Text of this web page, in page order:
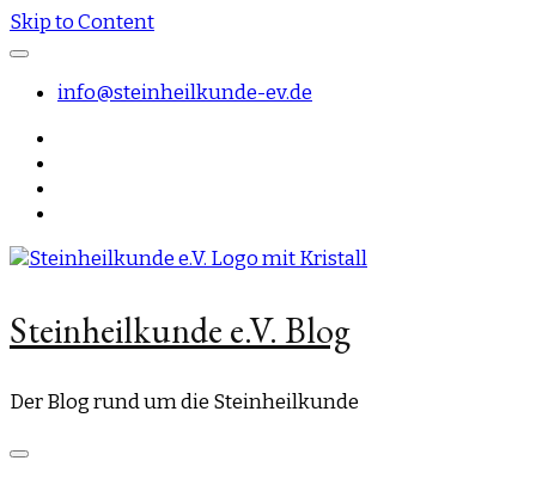
Skip to Content
info@steinheilkunde-ev.de
Steinheilkunde e.V. Blog
Der Blog rund um die Steinheilkunde